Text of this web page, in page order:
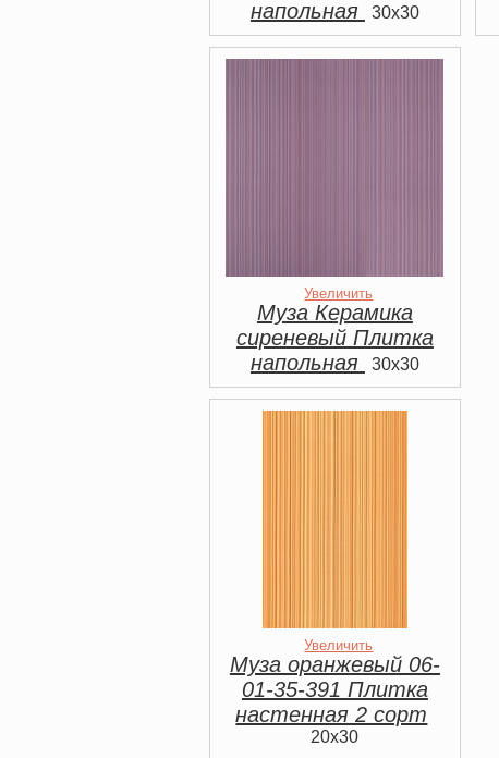
напольная
30x30
Увеличить
Муза Керамика
сиреневый Плитка
напольная
30x30
Увеличить
Муза оранжевый 06-
01-35-391 Плитка
настенная 2 сорт
20x30